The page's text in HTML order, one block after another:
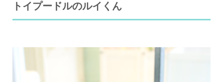
トイプードルのルイくん